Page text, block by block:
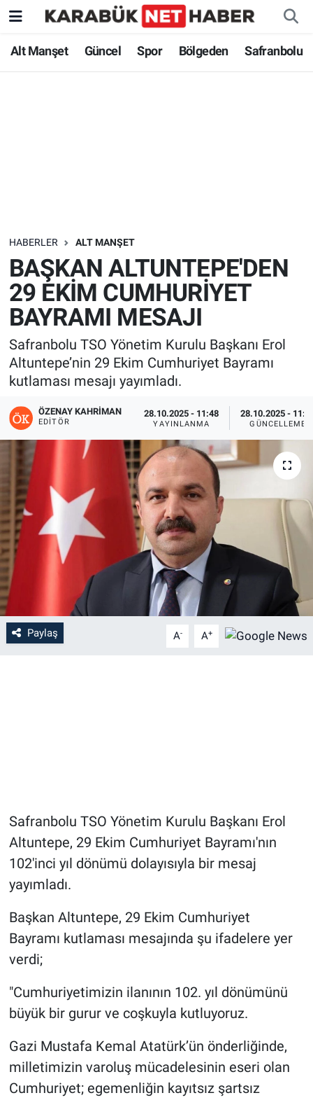
Alt Manşet Güncel Spor Bölgeden Safranbolu
HABERLER ALT MANŞET
BAŞKAN ALTUNTEPE'DEN
29 EKİM CUMHURİYET
BAYRAMI MESAJI
Safranbolu TSO Yönetim Kurulu Başkanı Erol
Altuntepe’nin 29 Ekim Cumhuriyet Bayramı
kutlaması mesajı yayımladı.
ÖZENAY KAHRIMAN
EDITÖR
28.10.2025 - 11:48
YAYINLANMA
28.10.2025 -
GÜNCELLEME
Paylaş A- A+
Safranbolu TSO Yönetim Kurulu Başkanı Erol
Altuntepe, 29 Ekim Cumhuriyet Bayramı'nın
102'inci yıl dönümü dolayısıyla bir mesaj
yayımladı.
Başkan Altuntepe, 29 Ekim Cumhuriyet
Bayramı kutlaması mesajında şu ifadelere yer
verdi;
"Cumhuriyetimizin ilanının 102. yıl dönümünü
büyük bir gurur ve coşkuyla kutluyoruz.
Gazi Mustafa Kemal Atatürk’ün önderliğinde,
milletimizin varoluş mücadelesinin eseri olan
Cumhuriyet; egemenliğin kayıtsız şartsız